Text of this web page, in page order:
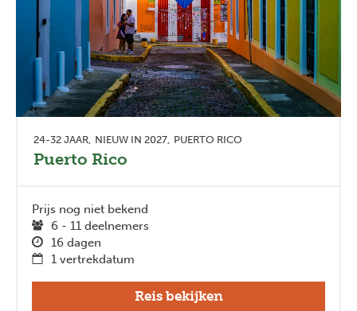
24-32 JAAR NIEUW IN 2027 PUERTO RICO
Puerto Rico
Prijs nog niet bekend
6 - 11 deelnemers
16 dagen
1 vertrekdatum
Reis bekijken